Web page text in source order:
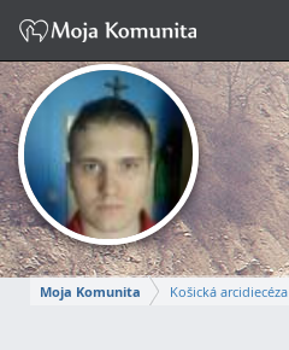
Moja Komunita
Košická arcidiecéza